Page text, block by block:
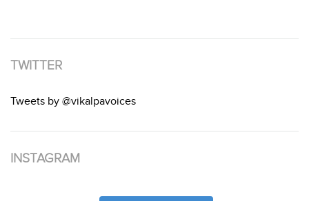
TWITTER
Tweets by @vikalpavoices
INSTAGRAM